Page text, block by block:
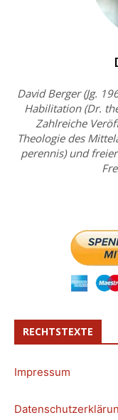
David Berger (Jg.
Habilitation (Dr.
Zahlreiche
Theologie des
perennis) und
RECHTSTEXTE
Impressum